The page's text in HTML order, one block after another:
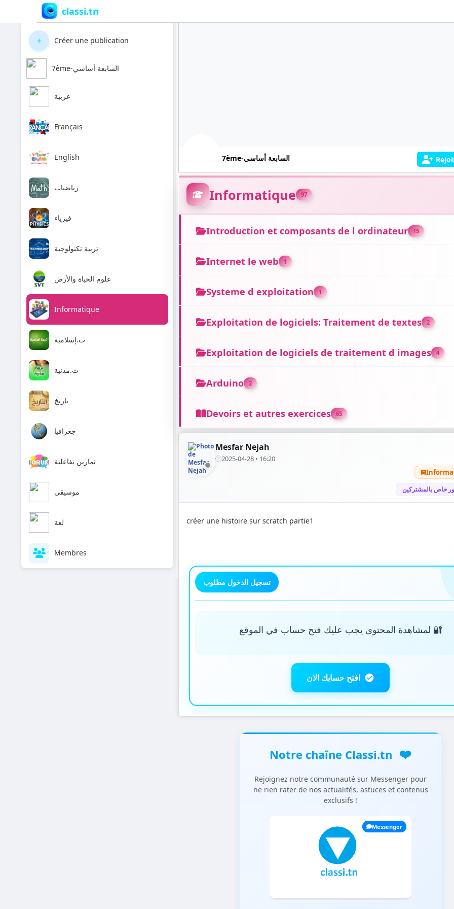
classi.tn
+ Créer une publication
7ème-السابعة أساسي
عربية
Français
English
رياضيات
فيزياء
تربية تكنولوجية
علوم الحياة والأرض
Informatique
ت.إسلامية
ت.مدنية
تاريخ
جغرافيا
تمارين تفاعلية
موسيقى
لغة
Membres
7ème-السابعة أساسي
Informatique 97
Introduction et composants de l ordinateur 15
Internet le web 1
Systeme d exploitation 1
Exploitation de logiciels: Traitement de textes 2
Exploitation de logiciels de traitement d images 4
Arduino 2
Devoirs et autres exercices 65
Mesfar Nejah
2025-04-28 • 16:20
خاص بالمشتركين
créer une histoire sur scratch partie1
تسجيل الدخول مطلوب
🔐 لمشاهدة المحتوى يجب عليك فتح حساب في الموقع
افتح حسابك الان
Notre chaîne Classi.tn ❤️
Rejoignez notre communauté sur Messenger pour
ne rien rater de nos actualités, astuces et contenus
exclusifs !
Messenger